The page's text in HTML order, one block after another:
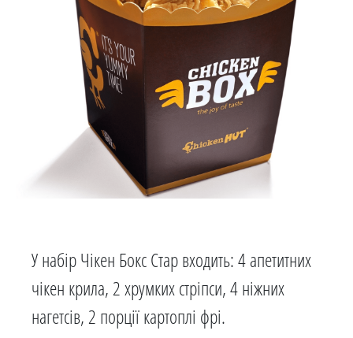
У набір Чікен Бокс Стар входить: 4 апетитних
чікен крила, 2 хрумких стріпси, 4 ніжних
нагетсів, 2 порції картоплі фрі.